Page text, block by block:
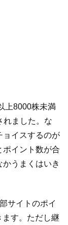
上8000株未満
れました。な
ョイスするのが
ポイント数が合
うまくはいき
サイトのポイ
す。ただし継